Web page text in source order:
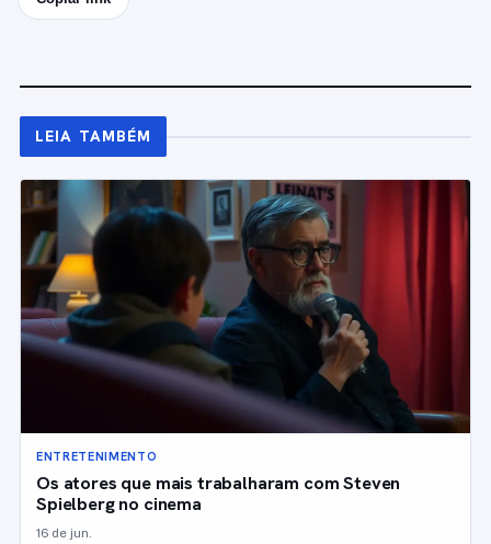
LEIA TAMBÉM
ENTRETENIMENTO
Os atores que mais trabalharam com Steven
Spielberg no cinema
16 de jun.